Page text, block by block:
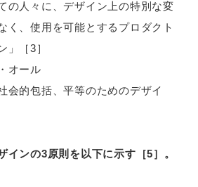
の人々に、デザイン上の特別な変
く、使用を可能とするプロダクト
」［3］
オール
的包括、平等のためのデザイ
ンの3原則を以下に示す［5］。